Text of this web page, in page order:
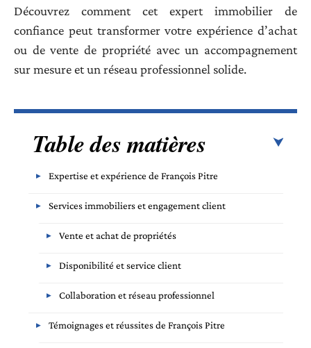
Découvrez comment cet expert immobilier de
confiance peut transformer votre expérience d’achat
ou de vente de propriété avec un accompagnement
sur mesure et un réseau professionnel solide.
Table des matières
Expertise et expérience de François Pitre
Services immobiliers et engagement client
Vente et achat de propriétés
Disponibilité et service client
Collaboration et réseau professionnel
Témoignages et réussites de François Pitre